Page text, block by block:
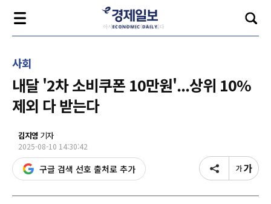
사회
내달 '2차 소비쿠폰 10만원'...상위 10%
제외 다 받는다
김지영 기자
2025-08-10 14:30:42
구글 검색 선호 출처로 추가